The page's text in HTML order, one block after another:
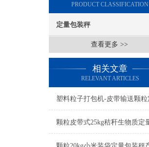
PRODUCT CLASSIFICATION
定量包装秤
查看更多 >>
相关文章
RELEVANT ARTICLES